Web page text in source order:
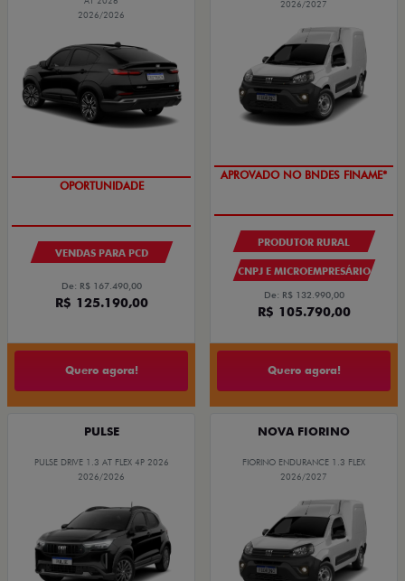
2026/2026
OPORTUNIDADE
VENDAS PARA PCD
De: R$ 167.490,00
R$ 125.190,00
Quero agora!
2026/2027
APROVADO NO BNDES FINAME*
PRODUTOR RURAL
CNPJ E MICROEMPRESÁRIO
De: R$ 132.990,00
R$ 105.790,00
Quero agora!
PULSE
PULSE DRIVE 1.3 AT FLEX 4P 2026
2026/2026
NOVA FIORINO
FIORINO ENDURANCE 1.3 FLEX
2026/2027